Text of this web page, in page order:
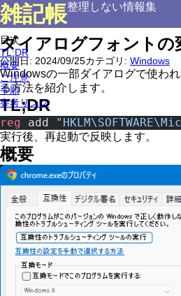
雑記帳整理しない情報集
目次
TL;DR
概要
ご注意
手順
参考リンク
ダイアログフォントの
公開日: 2024/09/25カテゴリ: Windows
Windowsの一部ダイアログで使わ
る方法を紹介します。
TL;DR
reg add
実行後、再起動で反映します。
概要